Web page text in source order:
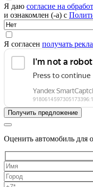
Я даю согласие на
и ознакомлен (-а) с
Я согласен получать
Оценить автомобиль для